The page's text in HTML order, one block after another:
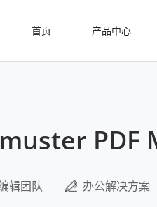
首页 产品中心
PDF
辑团队 办公解决方案